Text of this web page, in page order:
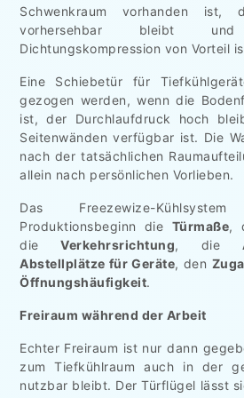
Schwenkraum vorhanden ist,
vorhersehbar bleibt
Dichtungskompression von Vorteil
Eine Schiebetür für
gezogen werden, wenn die
ist, der Durchlaufdruck hoch
Seitenwänden verfügbar ist. Die
nach der tatsächlichen
allein nach persönlichen Vorlieben.
Das Freezewize-
Produktionsbeginn die Türmaße,
dieVerkehrsrichtung, die
Abstellplätze für Geräte, den
Öffnungshäufigkeit.
Freiraum während der Arbeit
Echter Freiraum ist nur dann
zum Tiefkühlraum auch in der
nutzbar bleibt. Der Türflügel lässt